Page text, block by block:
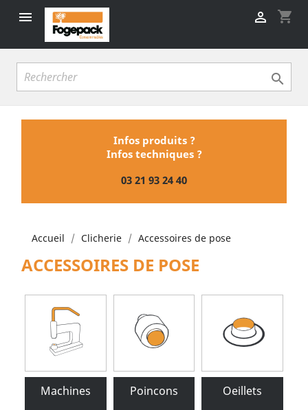
 shopping_cart


Infos produits ?
Infos techniques ?
03 21 93 24 40
Accueil Clicherie Accessoires de pose
ACCESSOIRES DE POSE
Machines Poincons Oeillets